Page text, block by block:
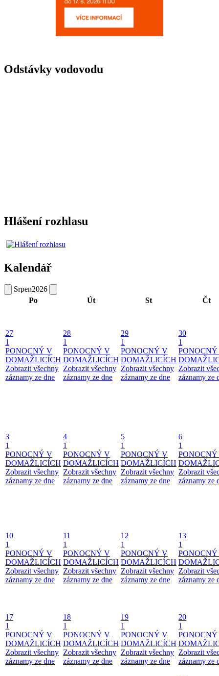
Odstávky vodovodu
Hlášení rozhlasu
Kalendář
Srpen2026
Po
Út St Čt
27
1
PONOCNÝ V
DOMAŽLICÍCH
Zobrazit všechny
záznamy ze dne
28
1
PONOCNÝ V
DOMAŽLICÍCH
Zobrazit všechny
záznamy ze dne
29
1
PONOCNÝ V
DOMAŽLICÍCH
Zobrazit všechny
záznamy ze dne
30
1
Zobrazit
záznamy ze
3
1
PONOCNÝ V
DOMAŽLICÍCH
Zobrazit všechny
záznamy ze dne
4
1
PONOCNÝ V
DOMAŽLICÍCH
Zobrazit všechny
záznamy ze dne
5
1
PONOCNÝ V
DOMAŽLICÍCH
Zobrazit všechny
záznamy ze dne
6
1
Zobrazit
záznamy ze
10
1
PONOCNÝ V
DOMAŽLICÍCH
Zobrazit všechny
záznamy ze dne
11
1
PONOCNÝ V
DOMAŽLICÍCH
Zobrazit všechny
záznamy ze dne
12
1
PONOCNÝ V
DOMAŽLICÍCH
Zobrazit všechny
záznamy ze dne
13
1
Zobrazit
záznamy ze
17
1
PONOCNÝ V
DOMAŽLICÍCH
Zobrazit všechny
záznamy ze dne
18
1
PONOCNÝ V
DOMAŽLICÍCH
Zobrazit všechny
záznamy ze dne
19
1
PONOCNÝ V
DOMAŽLICÍCH
Zobrazit všechny
záznamy ze dne
20
1
Zobrazit
záznamy ze